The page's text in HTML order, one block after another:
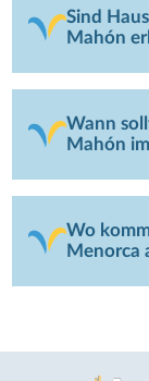
Sind
Mahón
Wann
Mahón
Wo
Menorca